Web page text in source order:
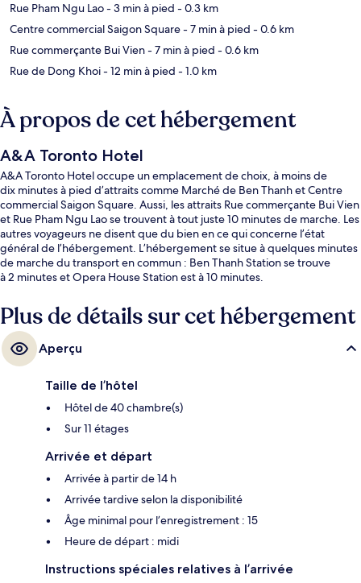
Rue Pham Ngu Lao- 3 min à pied - 0.3 km
Centre commercial Saigon Square- 7 min à pied - 0.6 km
Rue commerçante Bui Vien- 7 min à pied - 0.6 km
Rue de Dong Khoi- 12 min à pied - 1.0 km
À propos de cet hébergement
A&A Toronto Hotel
A&A Toronto Hotel occupe un emplacement de choix, à moins de
dix minutes à pied d’attraits comme Marché de Ben Thanh et Centre
commercial Saigon Square. Aussi, les attraits Rue commerçante Bui Vien
et Rue Pham Ngu Lao se trouvent à tout juste 10 minutes de marche. Les
autres voyageurs ne disent que du bien en ce qui concerne l’état
général de l’hébergement. L’hébergement se situe à quelques minutes
de marche du transport en commun : Ben Thanh Station se trouve
à 2 minutes et Opera House Station est à 10 minutes.
Plus de détails sur cet hébergement
Aperçu
Taille de l’hôtel
Hôtel de 40 chambre(s)
Sur 11 étages
Arrivée et départ
Arrivée à partir de 14 h
Arrivée tardive selon la disponibilité
Âge minimal pour l’enregistrement : 15
Heure de départ : midi
Instructions spéciales relatives à l’arrivée